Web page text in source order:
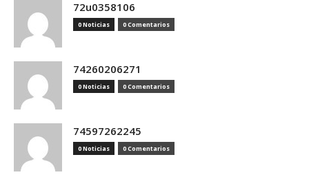
72u0358106
0 Noticias 0 Comentarios
74260206271
0 Noticias 0 Comentarios
74597262245
0 Noticias 0 Comentarios